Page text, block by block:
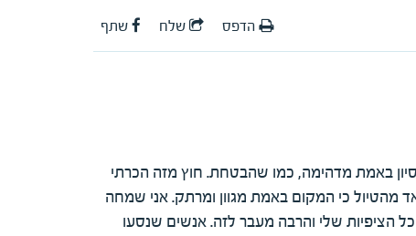
הדפס שלח שתף
באמת מדהימה, כמו שהבטחת. חוץ מזה הכרתי
מהטיול כי המקום באמת מגוון ומרתק. אני שמחה
שלי והרבה מעבר לזה. אנשים שנסעו